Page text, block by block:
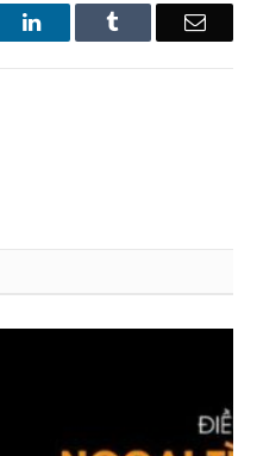
LinkedIn Email